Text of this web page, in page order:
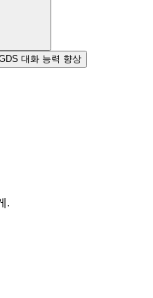
대화 능력 향상
.